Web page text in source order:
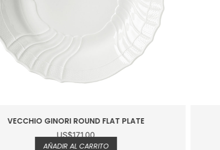
DINNER PLATE VECCHIO GINORI
US$75.00
AÑADIR AL CARRITO